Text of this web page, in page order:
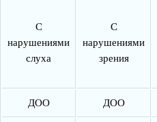
С
нарушениями
слуха
С
нарушениями
зрения
ДОО ДОО